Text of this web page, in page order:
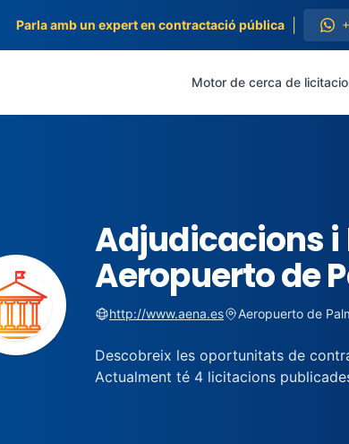
Parla amb un expert en contractació pública
Motor de cerca de
Adjudicacions i
Aeropuerto de
http://www.aena.es Aeropuerto de
Descobreix les oportunitats de
Actualment té 4 licitacions